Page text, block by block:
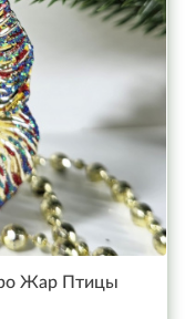
Жар Птицы